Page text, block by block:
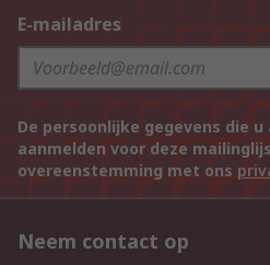
E-mailadres
De persoonlijke gegevens die
aanmelden voor deze
overeenstemming met ons
Neem contact op